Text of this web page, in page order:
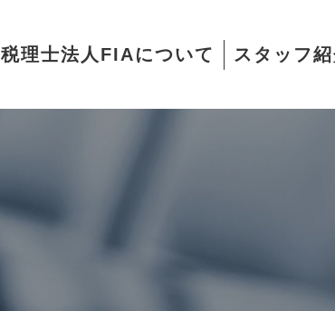
税理士法人FIAについて スタッフ